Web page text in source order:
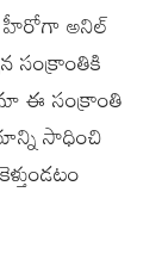
హీరోగా అనిల్
సంక్రాంతికి
ఈ సంక్రాంతి
సాధించి